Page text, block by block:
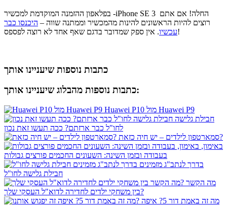
בפלאפון ההזמנה המוקדמת למכשיר -iPhone SE 3 החלה! אם אתם
רוצים להיות הראשונים להינות מהמכשיר וממתנה שווה – היכנסו כבר
עכשיו. אין ספק שמדובר בדגם שאף אחד לא רוצה לפספס!
כתבות נוספות שיעניינו אותך
כתבות נוספות מהבלוג שיעניינו אותך:
Huawei P10 מול Huawei P9
חבילת גלישה
לחו"ל כבר ארזתם? ככה תעשו זאת נכון
סמארטפון לילדים – יש חיה כזאת?
באימון,
בעבודה ובזמן השינה: השעונים החכמים פורצים גבולות
בדרך לנתב"ג מזמינים
חבילת גלישה לחו"ל
מה הקשר
בין משחקי ילדים לחדירה לדוא"ל העסקי שלך?
מה זה באמת דור 5? איפה